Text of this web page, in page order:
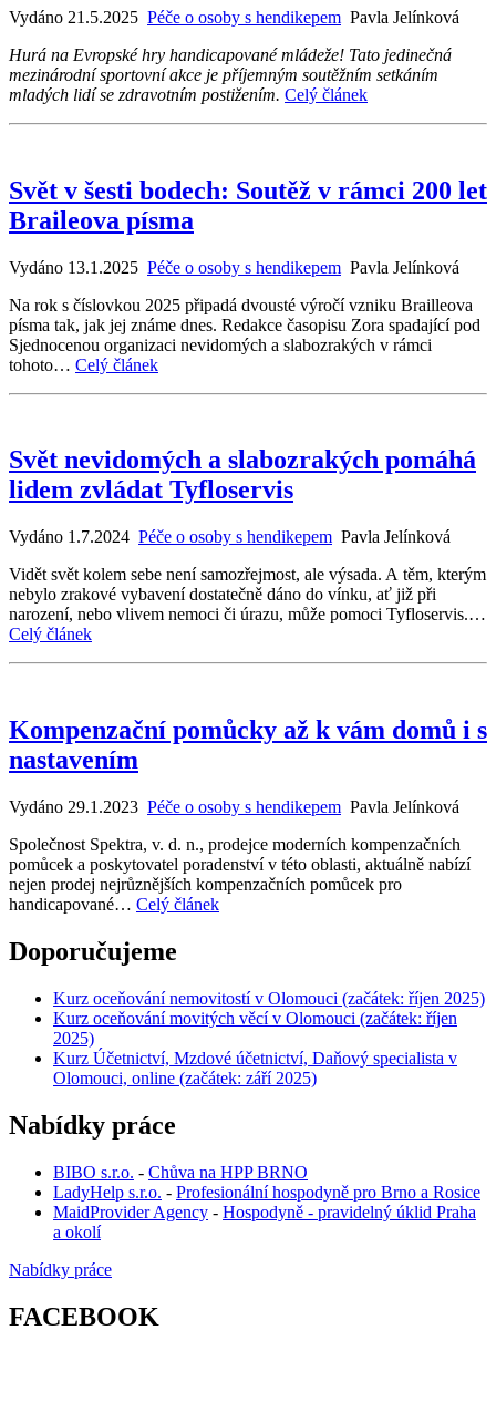
Vydáno 21.5.2025 Péče o osoby s hendikepem Pavla Jelínková
Hurá na Evropské hry handicapované mládeže! Tato jedinečná
mezinárodní sportovní akce je příjemným soutěžním setkáním
mladých lidí se zdravotním postižením. Celý článek
Svět v šesti bodech: Soutěž v rámci 200 let
Braileova písma
Vydáno 13.1.2025 Péče o osoby s hendikepem Pavla Jelínková
Na rok s číslovkou 2025 připadá dvousté výročí vzniku Brailleova
písma tak, jak jej známe dnes. Redakce časopisu Zora spadající pod
Sjednocenou organizaci nevidomých a slabozrakých v rámci
tohoto… Celý článek
Svět nevidomých a slabozrakých pomáhá
lidem zvládat Tyfloservis
Vydáno 1.7.2024 Péče o osoby s hendikepem Pavla Jelínková
Vidět svět kolem sebe není samozřejmost, ale výsada. A těm, kterým
nebylo zrakové vybavení dostatečně dáno do vínku, ať již při
narození, nebo vlivem nemoci či úrazu, může pomoci Tyfloservis.…
Celý článek
Kompenzační pomůcky až k vám domů i s
nastavením
Vydáno 29.1.2023 Péče o osoby s hendikepem Pavla Jelínková
Společnost Spektra, v. d. n., prodejce moderních kompenzačních
pomůcek a poskytovatel poradenství v této oblasti, aktuálně nabízí
nejen prodej nejrůznějších kompenzačních pomůcek pro
handicapované… Celý článek
Doporučujeme
Kurz oceňování nemovitostí v Olomouci (začátek: říjen 2025)
Kurz oceňování movitých věcí v Olomouci (začátek: říjen
2025)
Kurz Účetnictví, Mzdové účetnictví, Daňový specialista v
Olomouci, online (začátek: září 2025)
Nabídky práce
BIBO s.r.o. - Chůva na HPP BRNO
LadyHelp s.r.o. - Profesionální hospodyně pro Brno a Rosice
MaidProvider Agency - Hospodyně - pravidelný úklid Praha
a okolí
Nabídky práce
FACEBOOK